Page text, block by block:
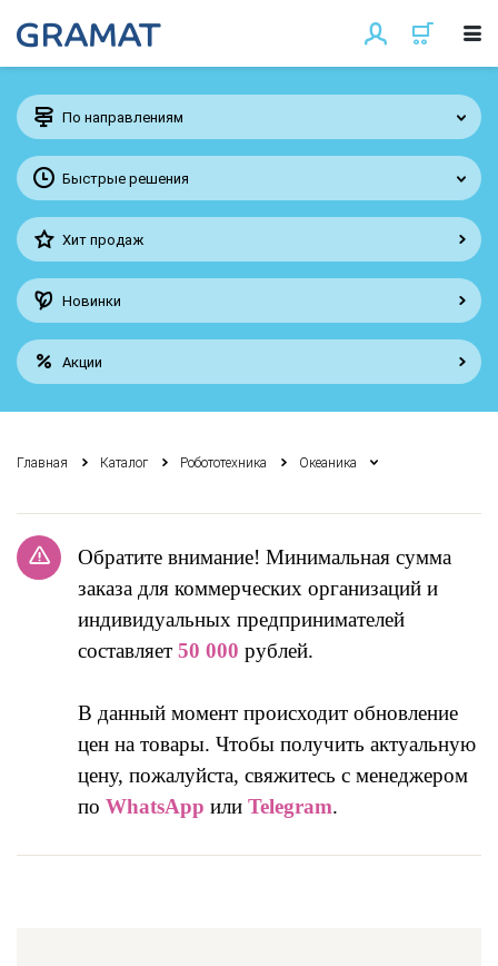
По направлениям
Быстрые решения
Хит продаж
Новинки
Акции
Главная Каталог Робототехника Океаника
Обратите внимание! Минимальная сумма
заказа для коммерческих организаций и
индивидуальных предпринимателей
составляет 50 000 рублей.
В данный момент происходит обновление
цен на товары. Чтобы получить актуальную
цену, пожалуйста, свяжитесь с менеджером
по WhatsApp или Telegram.